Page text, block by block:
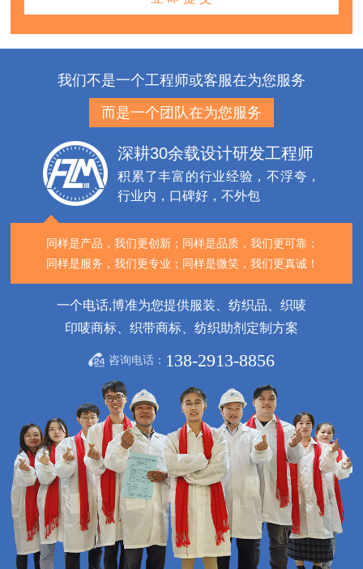
我们不是一个工程师或客服在为您服务
而是一个团队在为您服务
深耕30余载设计研发工程师
积累了丰富的行业经验，不浮夸，
行业内，口碑好，不外包
同样是产品，我们更创新； 同样是品质，我们更可靠；
同样是服务，我们更专业； 同样是微笑，我们更真诚！
一个电话,博准为您提供服装、纺织品、织唛
印唛商标、织带商标、纺织助剂定制方案
咨询电话： 138-2913-8856